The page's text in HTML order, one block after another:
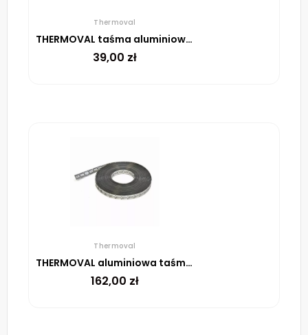
Thermoval
THERMOVAL taśma aluminiowa samoprzylepna, 48 mm, rolka 45 m
39,00 zł
Thermoval
THERMOVAL aluminiowa taśma montażowa, rolka 25 m
162,00 zł